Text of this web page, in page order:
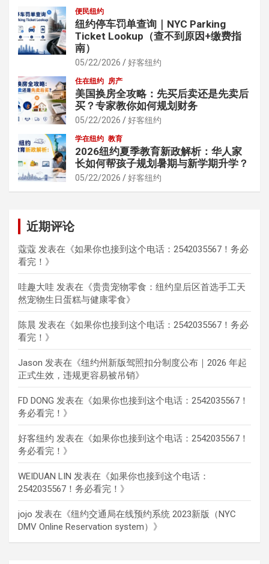
便民纽约
纽约停车罚单查询｜NYC Parking
Ticket Lookup（查不到原因+缴费指
南）
05/22/2026 好客纽约
住在纽约 房产
美国换房全攻略：先买后卖还是先卖后
买？专家教你如何规划财务
05/22/2026 好客纽约
学在纽约 教育
2026纽约夏季教育新政解析：华人家
长如何帮孩子规划暑期与新学期升学？
05/22/2026 好客纽约
近期评论
蔻蔻 发表在《如果你也接到这个电话：2542035567！务必
看完！ 》
哇趣大哇 发表在《贵贵宠物零食：纽约皇后区首选手工天
然宠物生日蛋糕与健康零食》
陈晨 发表在《如果你也接到这个电话：2542035567！务必
看完！ 》
Jason 发表在《纽约州新版驾照扣分制度公布｜2026 年起
正式生效，违规更容易被吊销》
FD DONG 发表在《如果你也接到这个电话：2542035567！
务必看完！ 》
好客纽约 发表在《如果你也接到这个电话：2542035567！
务必看完！ 》
WEIDUAN LIN 发表在《如果你也接到这个电话：
2542035567！务必看完！ 》
jojo 发表在《纽约交通局在线预约系统 2023新版（NYC
DMV Online Reservation system） 》